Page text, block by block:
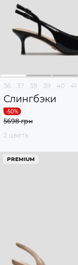
36 37 38 39 40 41
Слингбэки
5698 грн
2 цвета
PREMIUM